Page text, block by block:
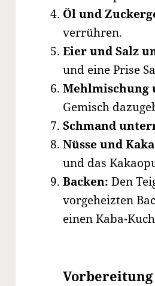
Öl und
verrühren.
Eier und Salz
und eine Prise
Mehlmischung
Gemisch
Schmand
Nüsse und
und das
Backen: Den
vorgeheizten
einen Kaba-